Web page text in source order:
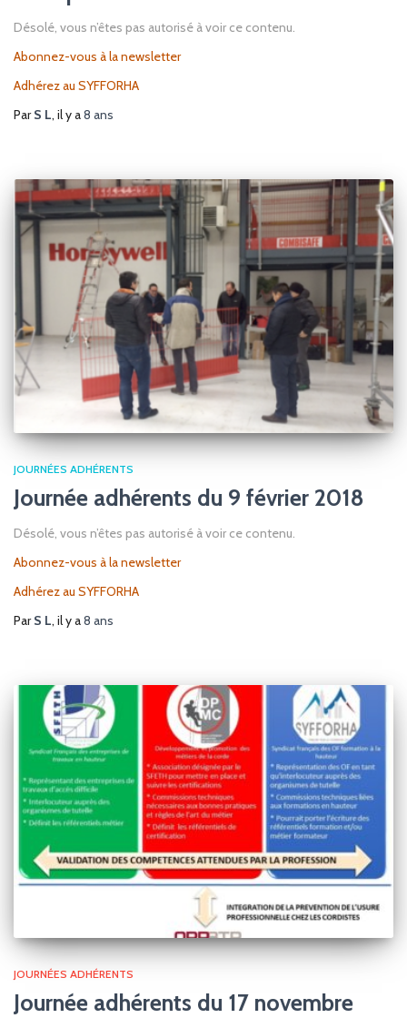
Désolé, vous n’êtes pas autorisé à voir ce contenu.
Abonnez-vous à la newsletter
Adhérez au SYFFORHA
ParS L, il y a8 ans
JOURNÉES ADHÉRENTS
Journée adhérents du 9 février 2018
Désolé, vous n’êtes pas autorisé à voir ce contenu.
Abonnez-vous à la newsletter
Adhérez au SYFFORHA
ParS L, il y a8 ans
JOURNÉES ADHÉRENTS
Journée adhérents du 17 novembre